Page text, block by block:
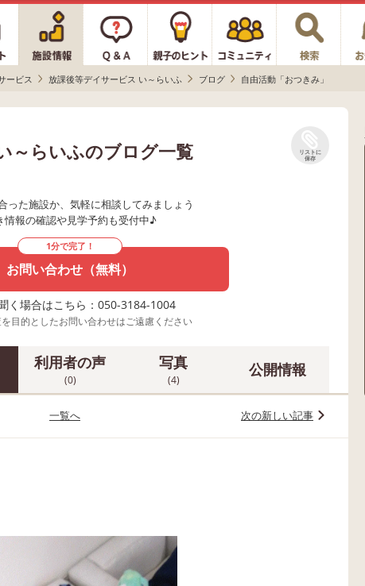
ービス 放課後等デイサービス い～らいふ ブログ 自由活動「おつきみ」
～らいふのブログ一覧
リストに
保存
った施設か、気軽に相談してみましょう
情報の確認や見学予約も受付中♪
1分で完了！
お問い合わせ（無料）
く場合はこちら：050-3184-1004
目的としたお問い合わせはご遠慮ください
利用者の声
(0)
写真
(4)
公開情報
一覧へ 次の新しい記事